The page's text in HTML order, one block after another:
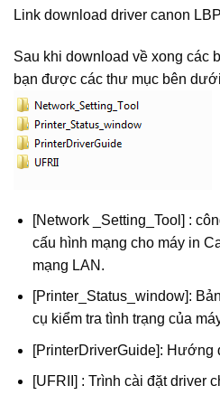
Link download driver canon
Sau khi download về xong các
bạn được các thư mục bên dưới
[Network _Setting_Tool] :
cấu hình mạng cho máy in
mạng LAN.
[Printer_Status_window]:
cụ kiểm tra tình trạng của
[PrinterDriverGuide]: Hướng
[UFRII] : Trình cài đặt driver